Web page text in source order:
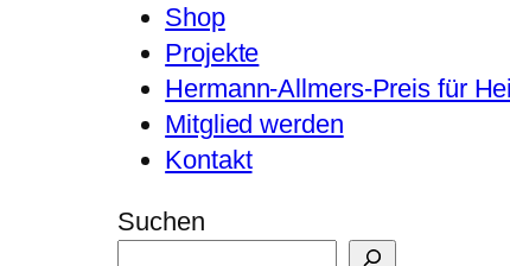
Shop
Projekte
Hermann-Allmers-Preis für
Mitglied werden
Kontakt
Suchen